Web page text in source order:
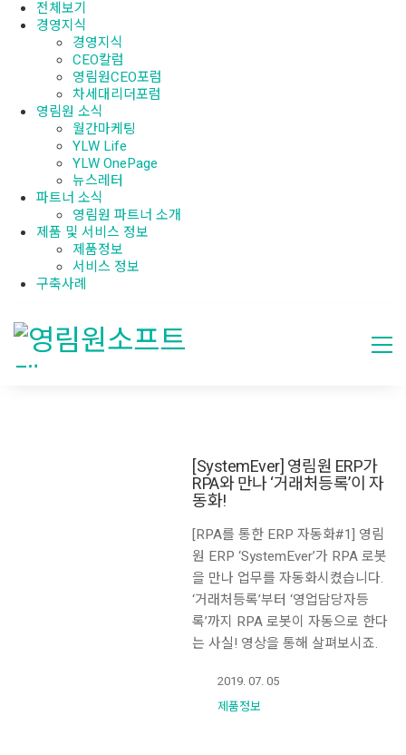
전체보기
경영지식
경영지식
CEO칼럼
영림원CEO포럼
차세대리더포럼
영림원 소식
월간마케팅
YLW Life
YLW OnePage
뉴스레터
파트너 소식
영림원 파트너 소개
제품 및 서비스 정보
제품정보
서비스 정보
구축사례
[SystemEver] 영림원 ERP가
RPA와 만나 ‘거래처등록’이 자
동화!
[RPA를 통한 ERP 자동화#1] 영림
원 ERP ‘SystemEver’가 RPA 로봇
을 만나 업무를 자동화시켰습니다.
‘거래처등록’부터 ‘영업담당자등
록’까지 RPA 로봇이 자동으로 한다
는 사실! 영상을 통해 살펴보시죠.
2019. 07. 05
제품정보